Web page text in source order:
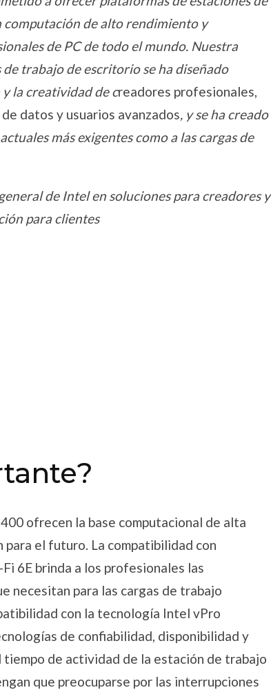
computación de alto rendimiento y
de PC de todo el mundo. Nuestra
trabajo de escritorio se ha diseñado
la creatividad de creadores profesionales,
datos y usuarios avanzados, y se ha creado
más exigentes como a las cargas de
de Intel en soluciones para creadores y
para clientes
ofrecen la base computacional de alta
el futuro. La compatibilidad con
6E brinda a los profesionales las
necesitan para las cargas de trabajo
con la tecnología Intel vPro
de confiabilidad, disponibilidad y
de actividad de la estación de trabajo
que preocuparse por las interrupciones